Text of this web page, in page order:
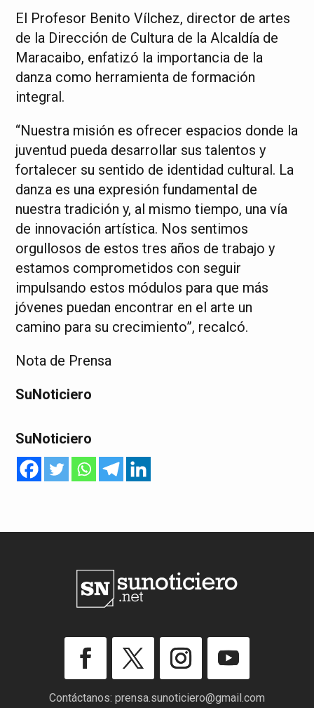
El Profesor Benito Vílchez, director de artes
de la Dirección de Cultura de la Alcaldía de
Maracaibo, enfatizó la importancia de la
danza como herramienta de formación
integral.
“Nuestra misión es ofrecer espacios donde la
juventud pueda desarrollar sus talentos y
fortalecer su sentido de identidad cultural. La
danza es una expresión fundamental de
nuestra tradición y, al mismo tiempo, una vía
de innovación artística. Nos sentimos
orgullosos de estos tres años de trabajo y
estamos comprometidos con seguir
impulsando estos módulos para que más
jóvenes puedan encontrar en el arte un
camino para su crecimiento”, recalcó.
Nota de Prensa
SuNoticiero
SuNoticiero
Contáctanos: prensa.sunoticiero@gmail.com